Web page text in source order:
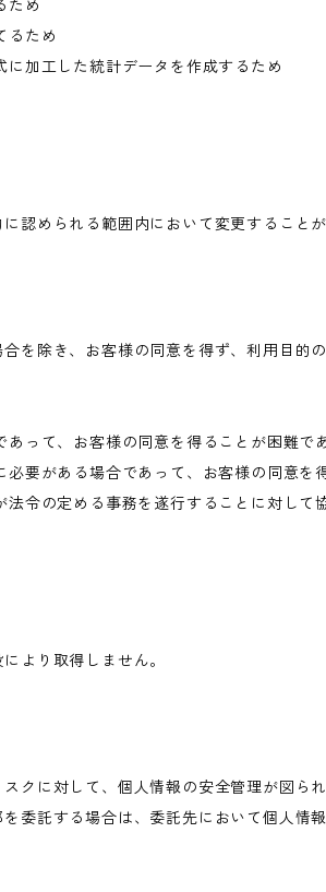
ため
るため
に加工した統計データを作成するため
認められる範囲内において変更すること
を除き、お客様の同意を得ず、利用目的
って、お客様の同意を得ることが困難で
要がある場合であって、お客様の同意を
令の定める事務を遂行することに対し
より取得しません。
クに対して、個人情報の安全管理が図ら
委託する場合は、委託先において個人情